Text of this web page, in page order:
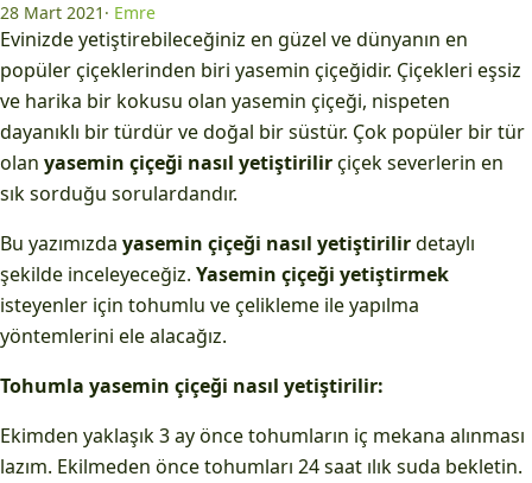
28 Mart 2021 · Emre
Evinizde yetiştirebileceğiniz en güzel ve dünyanın en
popüler çiçeklerinden biri yasemin çiçeğidir. Çiçekleri eşsiz
ve harika bir kokusu olan yasemin çiçeği, nispeten
dayanıklı bir türdür ve doğal bir süstür. Çok popüler bir tür
olan yasemin çiçeği nasıl yetiştirilirçiçek severlerin en
sık sorduğu sorulardandır.
Bu yazımızda yasemin çiçeği nasıl yetiştirilirdetaylı
şekilde inceleyeceğiz. Yasemin çiçeği yetiştirmek
isteyenler için tohumlu ve çelikleme ile yapılma
yöntemlerini ele alacağız.
Tohumla yasemin çiçeği nasıl yetiştirilir:
Ekimden yaklaşık 3 ay önce tohumların iç mekana alınması
lazım. Ekilmeden önce tohumları 24 saat ılık suda bekletin.